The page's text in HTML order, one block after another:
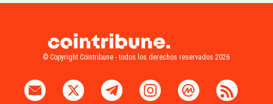
© Copyright Cointribune - todos los derechos reservados 2026